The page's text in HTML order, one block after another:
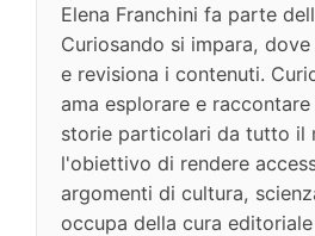
Elena Franchini fa parte
Curiosando si impara,
e revisiona i contenuti.
ama esplorare e
storie particolari da tutto il
l'obiettivo di rendere
argomenti di cultura,
occupa della cura